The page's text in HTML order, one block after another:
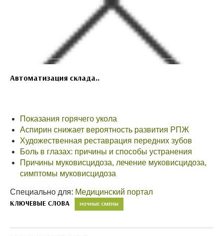
Автоматизация склада..
Показания горячего укола
Аспирин снижает вероятность развития РПЖ
Художественная реставрация передних зубов
Боль в глазах: причины и способы устранения
Причины муковисцидоза, лечение муковисцидоза,
симптомы муковисцидоза
Специально для: Медицинский портал
КЛЮЧЕВЫЕ СЛОВА НОЧНЫЕ СМЕНЫ